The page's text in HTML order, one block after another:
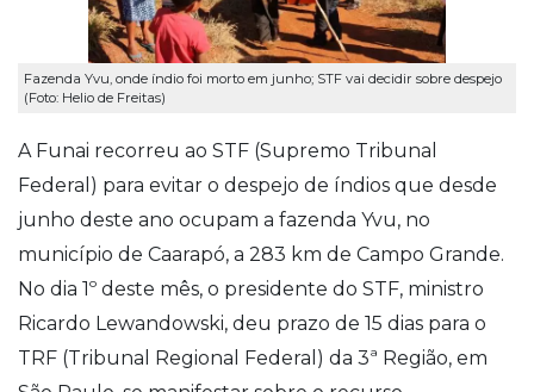
Fazenda Yvu, onde índio foi morto em junho; STF vai decidir sobre despejo
(Foto: Helio de Freitas)
A Funai recorreu ao STF (Supremo Tribunal
Federal) para evitar o despejo de índios que desde
junho deste ano ocupam a fazenda Yvu, no
município de Caarapó, a 283 km de Campo Grande.
No dia 1º deste mês, o presidente do STF, ministro
Ricardo Lewandowski, deu prazo de 15 dias para o
TRF (Tribunal Regional Federal) da 3ª Região, em